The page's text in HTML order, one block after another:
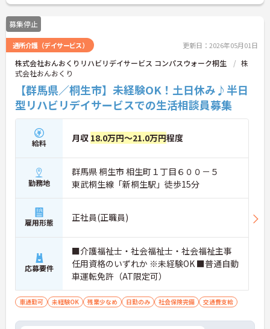
募集停止
通所介護（デイサービス） 更新日：2026年05月01日
株式会社おんおくりリハビリデイサービス コンパスウォーク桐生
株
式会社おんおくり
【群馬県／桐生市】未経験OK！土日休み♪半日
型リハビリデイサービスでの生活相談員募集
給料 月収 18.0万円～21.0万円程度
勤務地
群馬県 桐生市 相生町１丁目６００－５
東武桐生線「新桐生駅」徒歩15分
雇用形態 正社員(正職員)
応募要件
■介護福祉士・社会福祉士・社会福祉主事
任用資格のいずれか ※未経験OK ■普通自動
車運転免許（AT限定可）
車通勤可 未経験OK 残業少なめ 日勤のみ 社会保険完備 交通費支給